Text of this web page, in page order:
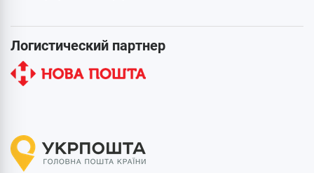
Логистический партнер